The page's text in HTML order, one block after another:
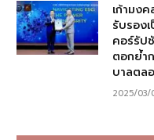
เก้ามง
รับรอง
คอร์รัป
ตอกย้ำ
บาลตล
2025/03/